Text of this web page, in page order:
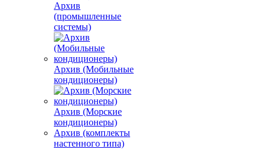
Архив
(промышленные
системы)
Архив (Мобильные
кондиционеры)
Архив (Морские
кондиционеры)
Архив (комплекты
настенного типа)